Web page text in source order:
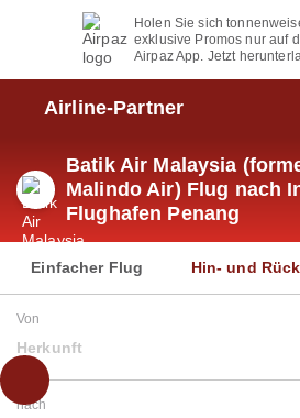
Holen Sie sich
exklusive Promos nur auf
Airpaz App. Jetzt
Airline-Partner
Batik Air Malaysia
Malindo Air) Flug nach
Flughafen Penang
Einfacher Flug Hin- und
Von
Herkunft
nach